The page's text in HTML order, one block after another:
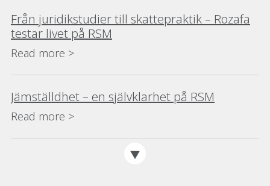
Från juridikstudier till skattepraktik – Rozafa
testar livet på RSM
Read more >
Jämställdhet – en självklarhet på RSM
Read more >